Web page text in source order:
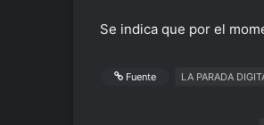
Se indica que por el
Fuente LA PARADA